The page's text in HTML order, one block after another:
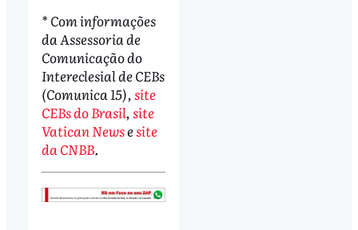
* Com informações
da Assessoria de
Comunicação do
Intereclesial de CEBs
(Comunica 15),site
CEBs do Brasil,site
Vatican Newsesite
da CNBB.